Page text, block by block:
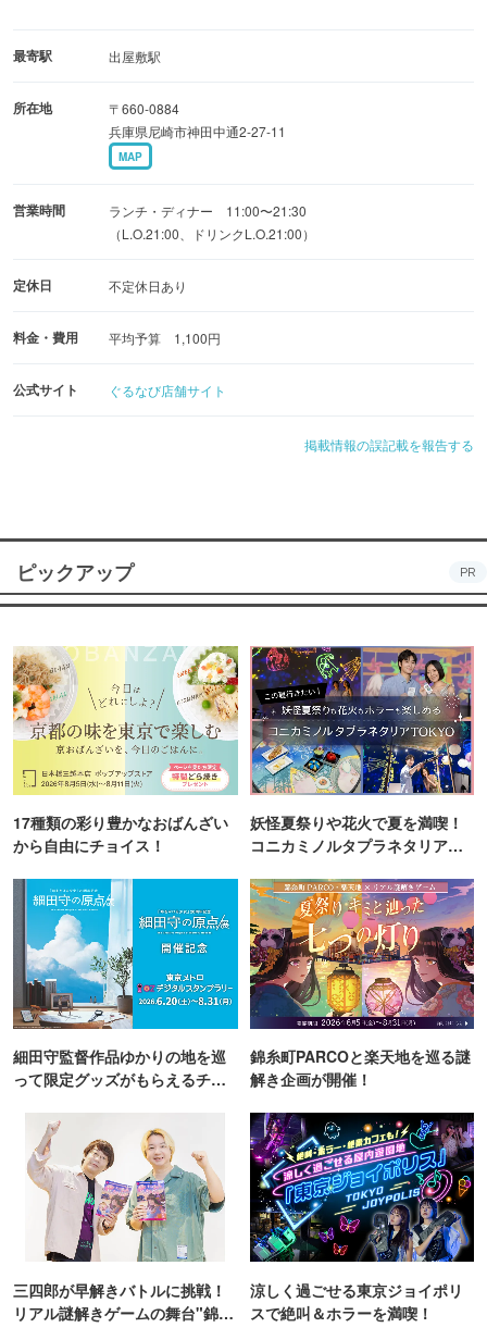
カレー」
・お自宅でも堂島カレー テイクアウトもOK！
最寄駅 出屋敷駅
所在地
〒660-0884
兵庫県尼崎市神田中通2-27-11
MAP
営業時間
ランチ・ディナー 11:00〜21:30
（L.O.21:00、ドリンクL.O.21:00）
定休日 不定休日あり
料金・費用 平均予算 1,100円
公式サイト ぐるなび店舗サイト
掲載情報の誤記載を報告する
ピックアップ PR
17種類の彩り豊かなおばんざい
から自由にチョイス！
妖怪夏祭りや花火で夏を満喫！
コニカミノルタプラネタリア
細田守監督作品ゆかりの地を巡
って限定グッズがもらえるチャ
錦糸町PARCOと楽天地を巡る謎
解き企画が開催！
三四郎が早解きバトルに挑戦！
リアル謎解きゲームの舞台"錦糸
涼しく過ごせる東京ジョイポリ
スで絶叫＆ホラーを満喫！